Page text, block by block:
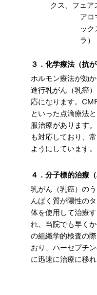
クス、フェア
アロ
ッ
ラ）
３．化学療法（抗が
ホルモン療法が効
進行乳がん（乳癌
応になります。
といった点滴療法
服治療があります
も対応しており、
ようにしています。
４．分子標的治療
乳がん（乳癌）の
んぱく質が陽性の
体を使用して治療
れ、当院でも早く
の組織学的検査の
おり、ハーセプチ
に迅速に治療に移